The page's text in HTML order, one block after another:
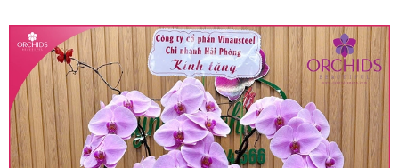
• Giá trên được miễn ship giao trong nội thành,
miễn phí in thiệp - banner theo yêu cầu khách
hàng.
• Beautiful Orchids liên kết với các cửa hàng
trên toàn quốc để phục vụ giao hoa tận nơi, mỗi
khu vực sẽ có mức giá khác nhau (tùy vào chi
phí mặt bằng, nguyên vật liệu,..) nên giá có thể sẽ